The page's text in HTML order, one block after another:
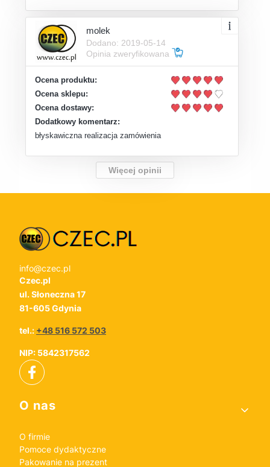
molek
Dodano: 2019-05-14
Opinia zweryfikowana
Ocena produktu:
Ocena sklepu:
Ocena dostawy:
Dodatkowy komentarz:
błyskawiczna realizacja zamówienia
Więcej opinii
info@czec.pl
Czec.pl
ul. Słoneczna 17
81-605 Gdynia
tel.: +48 516 572 503
NIP: 5842317562
Linki w stopce
O nas
O firmie
Pomoce dydaktyczne
Pakowanie na prezent